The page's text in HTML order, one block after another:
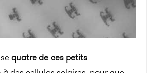
quatre de ces petits